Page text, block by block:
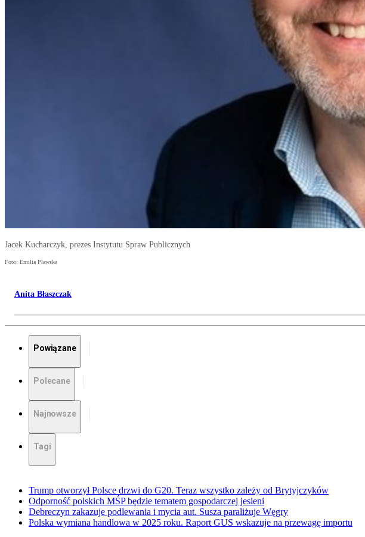
Jacek Kucharczyk, prezes Instytutu Spraw Publicznych
Foto: Emilia Pławska
Anita Błaszczak
Powiązane
Polecane
Najnowsze
Tagi
Trump otworzył Polsce drzwi do G20. Teraz wszystko zależy od Brytyjczyków
Odporność polskich MŚP będzie tematem gospodarczej jesieni
Debreczyn zakazuje podlewania i mycia aut. Susza paraliżuje Węgry
Polska wymiana handlowa w 2025 roku. Raport GUS wskazuje na przewagę importu